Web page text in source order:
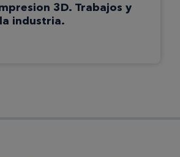
3D. Trabajos y
industria.